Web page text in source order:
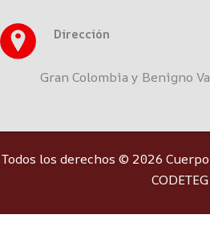
Dirección
Gran Colombia y Benigno
Todos los derechos © 2026
CODETEG